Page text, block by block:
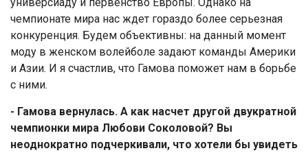
чемпионате мира нас ждет гораздо более серьезная
конкуренция. Будем объективны: на данный момент
моду в женском волейболе задают команды Америки
и Азии. И я счастлив, что Гамова поможет нам в борьбе
с ними.
- Гамова вернулась. А как насчет другой двукратной
чемпионки мира Любови Соколовой? Вы
неоднократно подчеркивали, что хотели бы увидеть